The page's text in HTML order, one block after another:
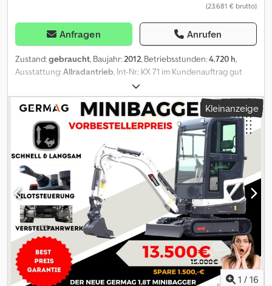
(23.681 € brutto)
Anfragen Anrufen
Zustand:gebraucht, Baujahr:2012, Betriebsstunden:4.720 h,
Ausstattung:Allradantrieb, Int-Nr.: KX 71 im Kundenauftrag gut
gepflegter Kubota KX 71-3 * Minibagger Dcjdpezr Awmsfx Aa Tjk *
Kubota KX 71-3 * Baujahr 2012 * ca. 4720 Stunden *
Schnellwechsler * hydr-Grabenräumer * 2x Tieflöffel
Inzahlungnahme möglich Finanzierung ab 3,99% Irrtümer und
Zwischenverkauf vorbehalten! Die Angaben in dieser Anzeige
sind unverbindliche Beschreibungen und dienen nicht als
zugesicherte Eigenschaften. Der Verkäufer übernimmt keine
Haftung für Tipp- und Datenübermittlungsfehler. Aufgeführte
Ausstattungen sind gesondert zu prüfen. Alle Angaben in den
Inseraten sind unverbindlich! Anlieferung im gesamten
Bundesgebiet auf Anfrage Öffnungszeiten : Montag bis
Donnerstag von 9:00-17:00 Uhr Freitag von 9:00Uhr-14:00Uhr und
nach Vereinbarung!!!
Kleinanzeige
1 / 16